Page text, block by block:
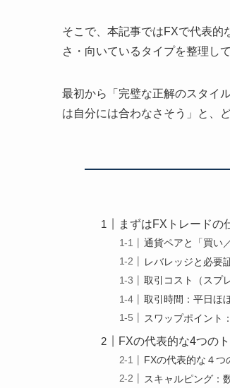
そこで、本記事ではFXで代表的
さ・向いているタイプを整理し
最初から「完璧な正解のスタイ
は自分には合わなさそう」と、
まずはFXトレードの
通貨ペアと「買い
レバレッジと必要
取引コスト（スプ
取引時間：平日ほ
スワップポイント
FXの代表的な4つの
FXの代表的な４つ
スキャルピング：